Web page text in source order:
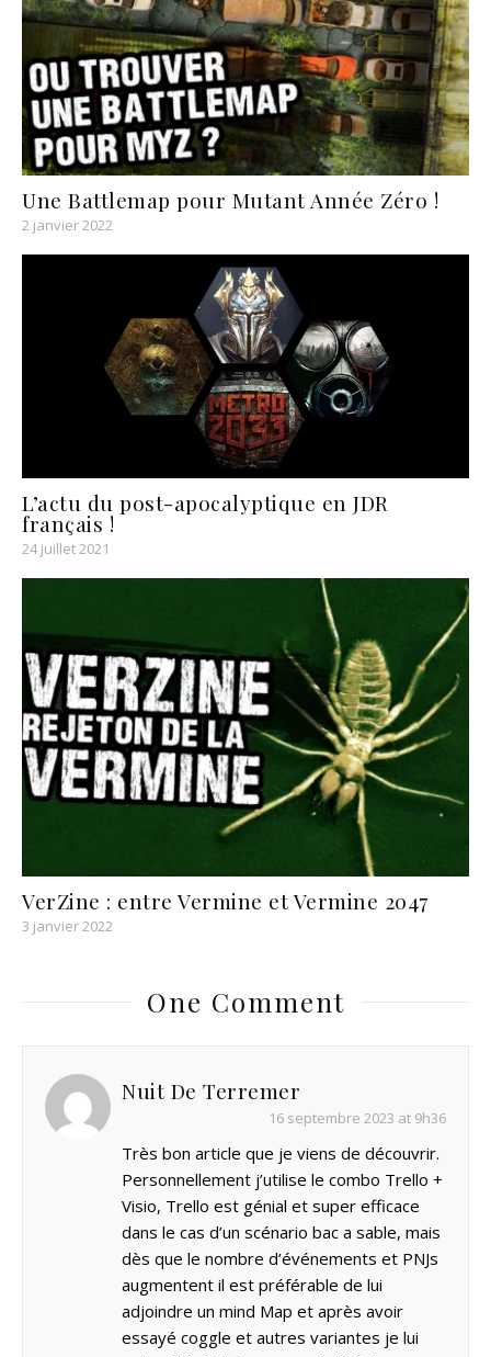
Une Battlemap pour Mutant Année Zéro !
2 janvier 2022
L’actu du post-apocalyptique en JDR
français !
24 juillet 2021
VerZine : entre Vermine et Vermine 2047
3 janvier 2022
One Comment
Nuit De Terremer
16 septembre 2023 at 9h36
Très bon article que je viens de découvrir.
Personnellement j’utilise le combo Trello +
Visio, Trello est génial et super efficace
dans le cas d’un scénario bac a sable, mais
dès que le nombre d’événements et PNJs
augmentent il est préférable de lui
adjoindre un mind Map et après avoir
essayé coggle et autres variantes je lui